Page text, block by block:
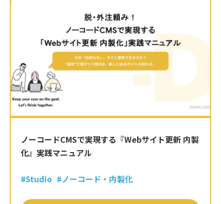
ノーコードCMSで実現する『Webサイト更新 内製
化』実践マニュアル
#Studio #ノーコード・内製化